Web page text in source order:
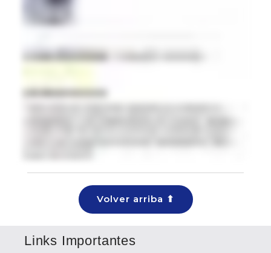
Volver arriba ⬆
Links Importantes